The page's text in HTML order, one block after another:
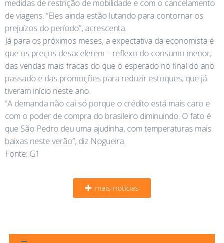
medidas de restrição de mobilidade e com o cancelamento
de viagens. “Eles ainda estão lutando para contornar os
prejuízos do período”, acrescenta.
Já para os próximos meses, a expectativa da economista é
que os preços desacelerem – reflexo do consumo menor,
das vendas mais fracas do que o esperado no final do ano
passado e das promoções para reduzir estoques, que já
tiveram início neste ano.
“A demanda não cai só porque o crédito está mais caro e
com o poder de compra do brasileiro diminuindo. O fato é
que São Pedro deu uma ajudinha, com temperaturas mais
baixas neste verão”, diz Nogueira.
Fonte: G1
mais notícias